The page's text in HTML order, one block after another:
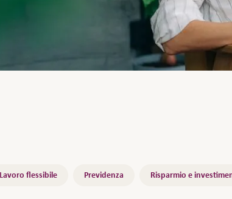
Lavoro flessibile Previdenza Risparmio e